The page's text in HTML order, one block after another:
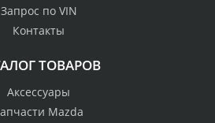
Запрос по VIN
Контакты
ТОВАРОВ
Аксессуары
Mazda